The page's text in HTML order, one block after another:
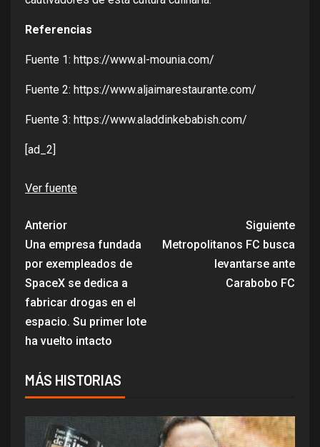
Referencias
Fuente 1: https://www.al-mounia.com/
Fuente 2: https://www.aljaimarestaurante.com/
Fuente 3: https://www.aladdinkebabish.com/
[ad_2]
Ver fuente
Anterior
Una empresa fundada
por exempleados de
SpaceX se dedica a
fabricar drogas en el
espacio. Su primer lote
ha vuelto intacto
Siguiente
Metropolitanos FC busca
levantarse ante
Carabobo FC
MÁS HISTORIAS